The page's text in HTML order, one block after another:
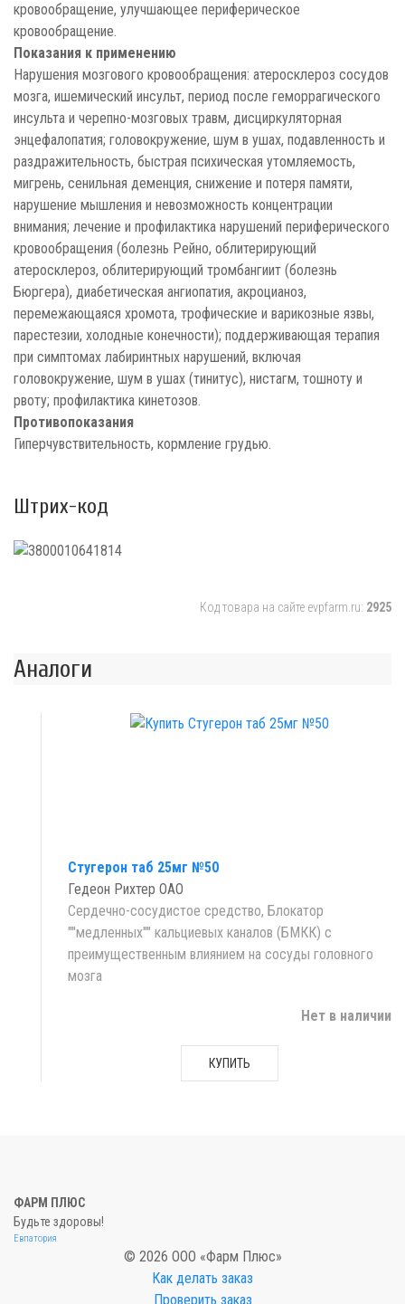
кровообращение, улучшающее периферическое
кровообращение.
Показания к применению
Нарушения мозгового кровообращения: атеросклероз сосудов
мозга, ишемический инсульт, период после геморрагического
инсульта и черепно-мозговых травм, дисциркуляторная
энцефалопатия; головокружение, шум в ушах, подавленность и
раздражительность, быстрая психическая утомляемость,
мигрень, сенильная деменция, снижение и потеря памяти,
нарушение мышления и невозможность концентрации
внимания; лечение и профилактика нарушений периферического
кровообращения (болезнь Рейно, облитерирующий
атеросклероз, облитерирующий тромбангиит (болезнь
Бюргера), диабетическая ангиопатия, акроцианоз,
перемежающаяся хромота, трофические и варикозные язвы,
парестезии, холодные конечности); поддерживающая терапия
при симптомах лабиринтных нарушений, включая
головокружение, шум в ушах (тинитус), нистагм, тошноту и
рвоту; профилактика кинетозов.
Противопоказания
Гиперчувствительность, кормление грудью.
Штрих-код
Код товара на сайте evpfarm.ru: 2925
Аналоги
Стугерон таб 25мг №50
Гедеон Рихтер ОАО
Сердечно-сосудистое средство, Блокатор
""медленных"" кальциевых каналов (БМКК) с
преимущественным влиянием на сосуды головного
мозга
Нет в наличии
КУПИТЬ
ФАРМ ПЛЮС
Будьте здоровы!
Евпатория
© 2026 ООО «Фарм Плюс»
Как делать заказ
Проверить заказ